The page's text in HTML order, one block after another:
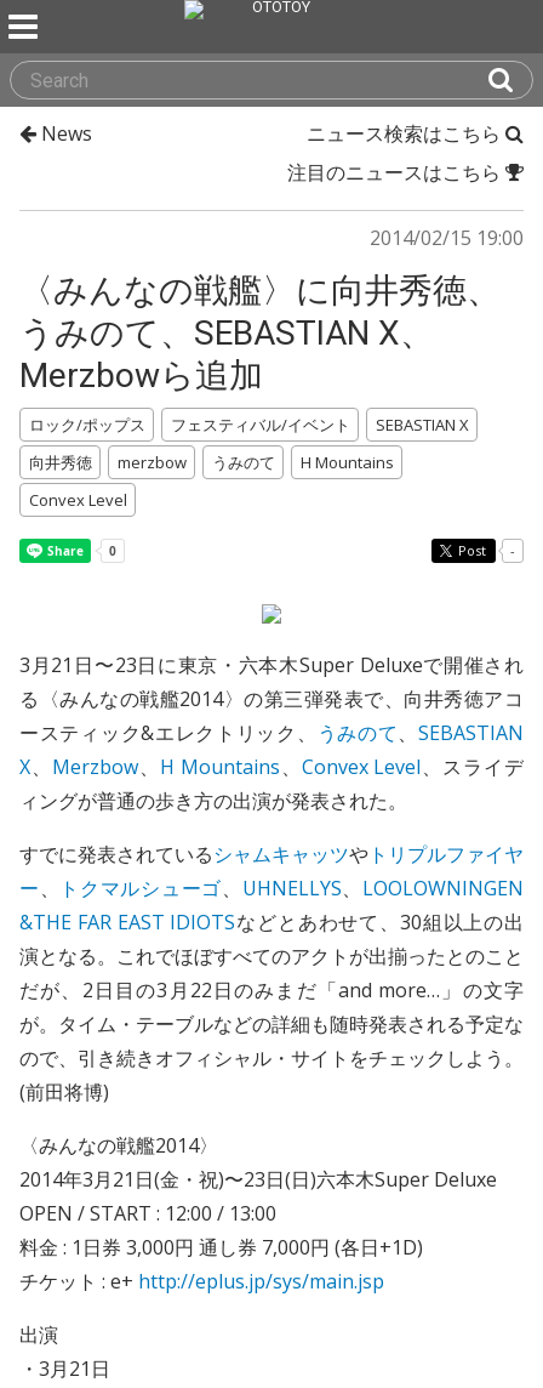
News
ニュース検索はこちら
注目のニュースはこちら
2014/02/15 19:00
〈みんなの戦艦〉に向井秀徳、
うみのて、SEBASTIAN X、
Merzbowら追加
ロック/ポップス フェスティバル/イベント
SEBASTIAN X
向井秀徳
merzbow うみのて
H Mountains
Convex Level
Post -
3月21日〜23日に東京・六本木Super Deluxeで開催され
る〈みんなの戦艦2014〉の第三弾発表で、向井秀徳アコ
ースティック&エレクトリック、
うみのて、SEBASTIAN
X、 Merzbow、 H Mountains、 Convex Level、スライデ
ィングが普通の歩き方の出演が発表された。
すでに発表されているシャムキャッツや トリプルファイヤ
ー、 トクマルシューゴ、 UHNELLYS、 LOOLOWNINGEN
&THE FAR EAST IDIOTSなどとあわせて、30組以上の出
演となる。これでほぼすべてのアクトが出揃ったとのこと
だが、2日目の3月22日のみまだ「and more…」の文字
が。タイム・テーブルなどの詳細も随時発表される予定な
ので、引き続きオフィシャル・サイトをチェックしよう。
(前田将博)
〈みんなの戦艦2014〉
2014年3月21日(金・祝)〜23日(日)六本木Super Deluxe
OPEN / START : 12:00 / 13:00
料金 : 1日券 3,000円 通し券 7,000円 (各日+1D)
チケット : e+ http://eplus.jp/sys/main.jsp
出演
・3月21日